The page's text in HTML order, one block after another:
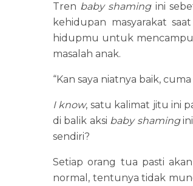
Tren baby shamingini
kehidupan masyarakat
hidupmu untuk
masalah anak.
“Kan saya niatnya baik,
I know, satu kalimat jitu ini
di balik aksi baby shaming
sendiri?
Setiap orang tua pasti
normal, tentunya tidak